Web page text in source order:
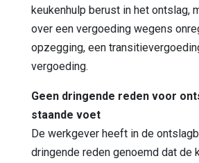
keukenhulp berust in het ontslag,
over een vergoeding wegens
opzegging, een
vergoeding.
Geen dringende reden voor
staande voet
De werkgever heeft in de
dringende reden genoemd dat de